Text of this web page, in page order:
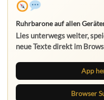
Ruhrbarone auf allen
Lies unterwegs weiter,
neue Texte direkt im
App
Browser